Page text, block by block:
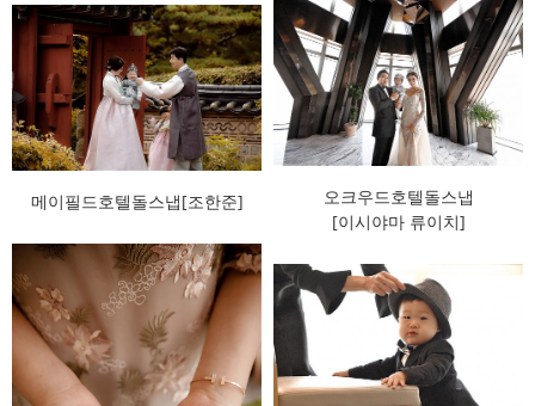
오크우드호텔돌스냅
[이시야마 류이치]
메이필드호텔돌스냅[조한준]